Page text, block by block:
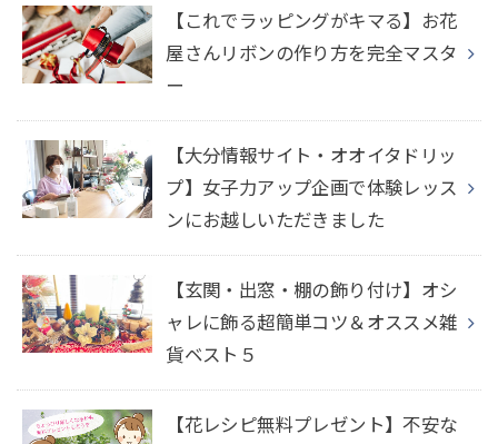
【これでラッピングがキマる】お花
屋さんリボンの作り方を完全マスタ
ー
【大分情報サイト・オオイタドリッ
プ】女子力アップ企画で体験レッス
ンにお越しいただきました
【玄関・出窓・棚の飾り付け】オシ
ャレに飾る超簡単コツ＆オススメ雑
貨ベスト５
【花レシピ無料プレゼント】不安な